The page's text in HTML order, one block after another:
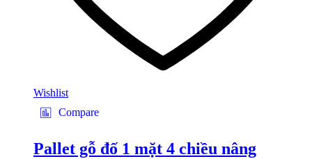
Wishlist
Compare
Pallet gỗ đố 1 mặt 4 chiều nâng